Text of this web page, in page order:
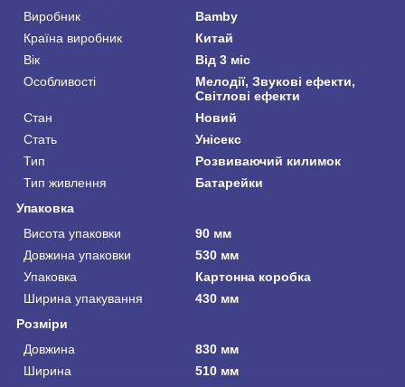
Виробник
Bamby
Країна виробник
Китай
Вік
Від 3 міс
Особливості
Мелодії, Звукові ефекти,
Світлові ефекти
Стан
Новий
Стать
Унісекс
Тип
Розвиваючий килимок
Тип живлення
Батарейки
Упаковка
Висота упаковки
90 мм
Довжина упаковки
530 мм
Упаковка
Картонна коробка
Ширина упакування
430 мм
Розміри
Довжина
830 мм
Ширина
510 мм